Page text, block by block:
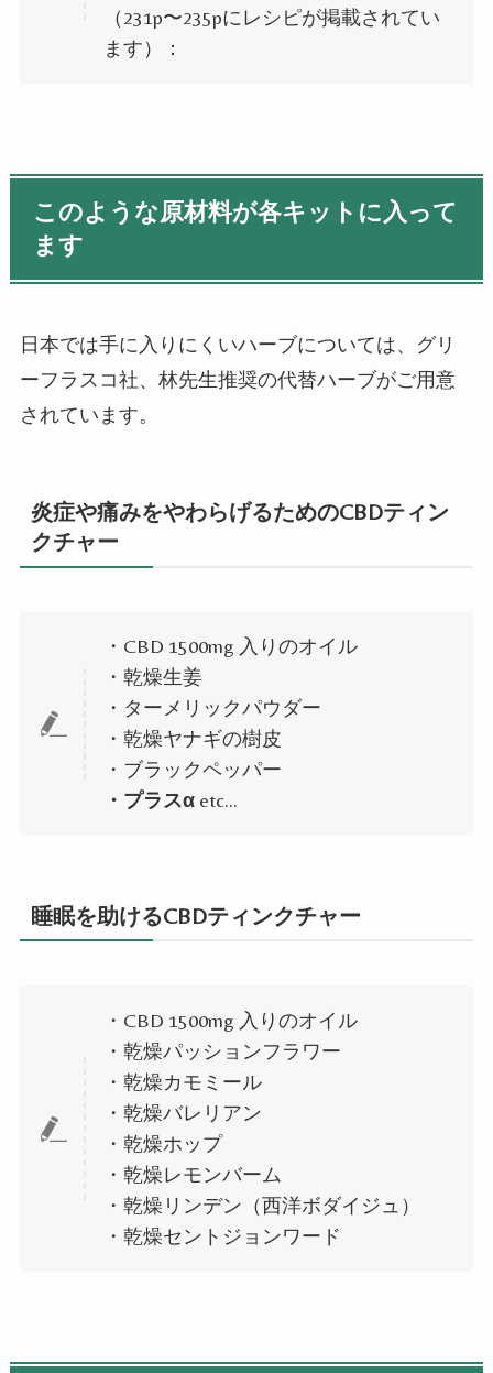
（231p〜235pにレシピが掲載されてい
ます）：
このような原材料が各キットに入って
ます
日本では手に入りにくいハーブについては、グリ
ーフラスコ社、林先生推奨の代替ハーブがご用意
されています。
炎症や痛みをやわらげるためのCBDティン
クチャー
・CBD 1500mg 入りのオイル
・乾燥生姜
・ターメリックパウダー
・乾燥ヤナギの樹皮
・ブラックペッパー
・プラスα etc…
睡眠を助けるCBDティンクチャー
・CBD 1500mg 入りのオイル
・乾燥パッションフラワー
・乾燥カモミール
・乾燥バレリアン
・乾燥ホップ
・乾燥レモンバーム
・乾燥リンデン（西洋ボダイジュ）
・乾燥セントジョンワード